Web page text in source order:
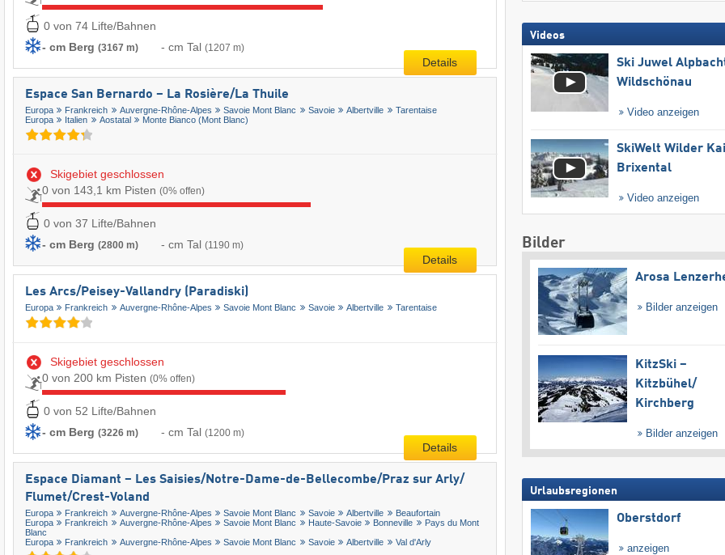
0 von 74 Lifte/Bahnen
- cm Berg (3167 m) - cm Tal (1207 m)
Details
Espace San Bernardo – La Rosière/​La Thuile
Europa Frankreich Auvergne-Rhône-Alpes Savoie Mont Blanc Savoie Albertville
Tarentaise
Europa
Italien Aostatal Monte Bianco (Mont Blanc)
Skigebiet geschlossen
0 von 143,1 km Pisten (0% offen)
0 von 37 Lifte/Bahnen
- cm Berg (2800 m) - cm Tal (1190 m)
Details
Les Arcs/​Peisey-Vallandry (Paradiski)
Europa Frankreich Auvergne-Rhône-Alpes Savoie Mont Blanc Savoie Albertville Tarentaise
Skigebiet geschlossen
0 von 200 km Pisten (0% offen)
0 von 52 Lifte/Bahnen
- cm Berg (3226 m) - cm Tal (1200 m)
Details
Espace Diamant – Les Saisies/​Notre-Dame-de-Bellecombe/​Praz sur Arly/​
Flumet/​Crest-Voland
Europa Frankreich Auvergne-Rhône-Alpes Savoie Mont Blanc Savoie Albertville
Beaufortain
Europa
Frankreich Auvergne-Rhône-Alpes Savoie Mont Blanc Haute-Savoie Bonneville
Pays du Mont
Blanc
Europa
Frankreich Auvergne-Rhône-Alpes Savoie Mont Blanc Savoie Albertville Val d'Arly
Videos
Ski Juwel
Wildschönau
Video anzeigen
SkiWelt Wilder
Brixental
Video anzeigen
Bilder
Arosa
Bilder anzeigen
KitzSki –
Kitzbühel/​
Kirchberg
Bilder anzeigen
Urlaubsregionen
Oberstdorf
anzeigen